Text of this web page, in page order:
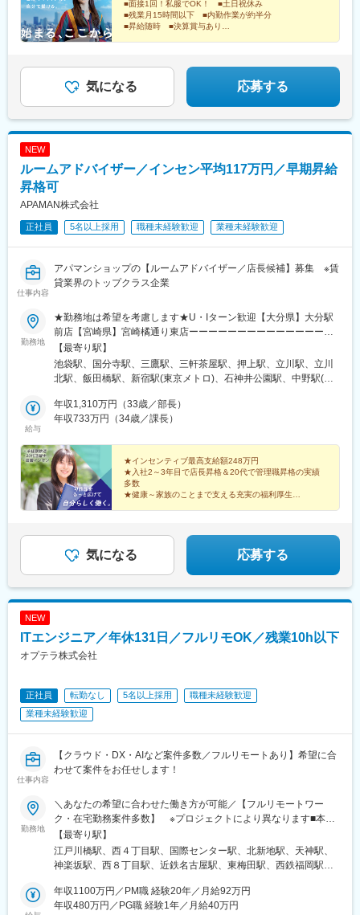
南新宿駅、初台駅、千駄ケ谷駅、曙橋駅、国立競技場駅、四谷三
丁目駅、西荻窪駅、富士見ケ丘駅、荻窪駅、神保町駅、淡路町
駅、秋葉原駅、市ケ谷駅、九段下駅、上野御徒町駅、昭和島駅、
駅、日本橋駅(東京都)、築地市場駅、水天宮前駅、新富町駅(東京
都)、天王洲アイル駅、勝どき駅、京橋駅(東京都)、新中野駅、豊
田駅、京王八王子駅、目黒駅、武蔵五日市駅、西台駅、本蓮沼
駅、東武練馬駅、新横浜駅、横浜駅、桜木町駅、二俣新町駅、松
戸新田駅、松飛台駅、スポーツセンター駅、みつわ台駅、蘇我
駅、海浜幕張駅、誉田駅、前原駅、船橋日大前駅、柏駅、柏の葉
キャンパス駅、新千葉駅、京成稲毛駅、新八柱駅、大宮駅(埼玉
県)、南浦和駅、さいたま新都心駅、北浦和駅、浦和駅、和光市
波駅、淀屋橋駅、渡辺橋駅、長居駅(阪和線)、沢ノ町駅、我孫子町
駅、平林駅(大阪府)、中ふ頭駅、ポートタウン東駅、トレードセン
ば駅(南海線)、天満橋駅、長堀橋駅、谷町六丁目駅、谷町四丁目
駅、大阪ビジネスパーク駅、心斎橋駅、松屋町駅、堺筋本町駅、
門真南駅、横堤駅、矢田駅(大阪府)、東部市場前駅、今川駅(大阪
府)、出戸駅、中津駅(大阪府・阪急線)、なにわ橋駅、天満駅、中
津駅(地下鉄)、中崎町駅、扇町駅(大阪府)、西梅田駅、大阪梅田駅
(阪神線)、中村公園駅、矢場町駅、いりなか駅、瑞穂区役所駅、日
比野駅(名古屋市営)、伏屋駅、稲永駅、笠寺駅、左京山駅、上社
駅、武蔵小杉駅、中野駅(東京都)、大門駅(東京都)、西日暮里駅、
駅、四ツ谷駅、あざみ野駅、湘南台駅、日吉駅(神奈川県)、溝の口
駅、藤沢本町駅、長津田駅、登戸駅、戸塚駅、海老名駅(相模線)、
大和駅(神奈川県)、菊名駅、大船駅、橋本駅(神奈川県)、上大岡
駅、中央林間駅、センター南駅、川崎駅、幕張本郷駅、稲毛駅、
千葉駅、新松戸駅、浦安駅(千葉県)、北習志野駅、京成船橋駅、京
駅、南越谷駅、天下茶屋駅、千種駅、伏見駅(愛知県)、栄駅(愛知
県)、東梅田駅、阿倍野駅(阪堺線)、今宮戎駅、鶴橋駅、京橋駅(大
阪府)、南方駅(大阪府)、上小田井駅、上飯田駅、鶴舞駅、藤が丘
駅(愛知県)、金山駅(愛知県)、国際センター駅、谷津駅、流山おお
たかの森駅、藤沢駅、大阪駅、なんば駅(地下鉄)、天王寺駅、新大
駅、弁天町駅、西九条駅、千里中央駅(北大阪急行)、茨木駅、北新
地駅、名鉄名古屋駅、近鉄名古屋駅、豊橋駅、刈谷駅、赤池駅(愛
知県)、星ケ丘駅(愛知県)、高蔵寺駅、博多駅、天神駅、小倉駅(福
岡県)、中洲川端駅、千早駅、青井駅、北参道駅、浜松町駅、西日
暮里駅(舎人ライナー)、祐天寺駅、江古田駅、二子新地駅、阿倍野
駅(地下鉄)、鴫野駅、西中島南方駅、丸の内駅(愛知県)、小田井
駅、上前津駅、東別院駅、新今宮駅前駅、なかもず駅、千鳥橋
駅、千里中央駅(大阪モノレール)、新豊橋駅、祇園駅(福岡県)、西
鉄福岡駅、渡辺通駅、櫛田神社前駅、西鉄千早駅、竹橋駅、御成
門駅、新桜台駅、梅田駅(地下鉄)、蒲生四丁目駅、天王寺駅前駅、
前駅
■面接1回！私服でOK！ ■土日祝休み
■残業月15時間以下 ■内勤作業が約半分
■昇給随時 ■決算賞与あり
気になる 応募する
NEW
ルームアドバイザー／インセン平均117万円／早期昇給
昇格可
APAMAN株式会社
正社員 5名以上採用 職種未経験歓迎 業種未経験歓迎
仕事内容
アパマンショップの【ルームアドバイザー／店長候補】募集 ※賃
貸業界のトップクラス企業
勤務地
★勤務地は希望を考慮します★U・Iターン歓迎【大分県】大分駅
前店【宮崎県】宮崎橘通り東店ーーーーーーーーーーーーーーー
ーーーーーーーーーー【大阪府】堺東駅前店／東岸和田店※株式会
社アパネットへ在籍出向ーーーーーーーーーーーーーーーーーー
ーーーーーーー【東京都】立川駅南口店／立川駅北口店／国分寺
店／上野店／飯田橋店／池袋西口店石神井公園店／高田馬場店
【神奈川県】横浜店【千葉県】成田店／津田沼店／稲毛店／千葉
【静岡県】浜松萩丘店／浜松北口店【岐阜県】岐阜店【福岡県】
博多駅前店／博多駅筑紫口店／吉塚店／箱崎駅前店／千早駅前店
／香椎駅前店天神三越前店／唐人店／大橋駅前店／春日原駅前店
／久留米西口店※Apaman Leasing株式会社へ在籍出向ーーーーー
ーーーーーーーーーーーーーーーーーーーー【受動喫煙対策】敷
【最寄り駅】
池袋駅、国分寺駅、三鷹駅、三軒茶屋駅、押上駅、立川駅、立川
北駅、飯田橋駅、新宿駅(東京メトロ)、石神井公園駅、中野駅(東
駅、成田駅、葭川公園駅、鹿島神宮駅、笹川駅、新浜松駅、上島
駅、名鉄岐阜駅、東岸和田駅、堺東駅、博多駅、箱崎駅、大橋駅
駅、吉塚駅、西鉄香椎駅、宮崎駅、大分駅、西太子堂駅、とうき
ょうスカイツリー駅、立川南駅、牛込神楽坂駅、新宿西口駅、上
野御徒町駅、横浜駅、新津田沼駅、京成稲毛駅、京成千葉駅、浜
松駅、岐阜駅、東比恵駅、箱崎九大前駅、祇園駅(福岡県)、西鉄福
岡駅、春日駅(福岡県)、西鉄千早駅、馬出九大病院前駅、香椎駅、
櫛田神社前駅、天神駅、香椎宮前駅
給与
年収1,310万円（33歳／部長）
年収733万円（34歳／課長）
★インセンティブ最高支給額248万円
★入社2～3年目で店長昇格＆20代で管理職昇格の実績
多数
★健康～家族のことまで支える充実の福利厚生
気になる 応募する
NEW
ITエンジニア／年休131日／フルリモOK／残業10h以下
オプテラ株式会社
正社員 転勤なし 5名以上採用
職種未経験歓迎
業種未経験歓迎
仕事内容
【クラウド・DX・AIなど案件多数／フルリモートあり】希望に合
わせて案件をお任せします！
勤務地
＼あなたの希望に合わせた働き方が可能／【フルリモートワー
ク・在宅勤務案件多数】 ※プロジェクトにより異なります■本
社：東京都新宿区山吹町346ー6 KAGURAZAKA VIGAS 5F┗「江
戸川橋駅」から徒歩3分／「神楽坂駅」から徒歩8分■北海道支
店：北海道札幌市中央区南2条西五丁目31-1 RMBld. アクセス：
4-10 アルティメイト名駅1st アクセス：「国際センター駅」から
徒歩3分／「名古屋駅」から徒歩7分■大阪支店：大阪府大阪市北
【最寄り駅】
江戸川橋駅、西４丁目駅、国際センター駅、北新地駅、天神駅、
神楽坂駅、西８丁目駅、近鉄名古屋駅、東梅田駅、西鉄福岡駅、
年収1100万円／PM職 経験20年／月給92万円
年収480万円／PG職 経験1年／月給40万円